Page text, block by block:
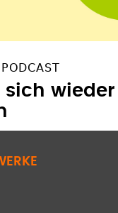
sich wieder